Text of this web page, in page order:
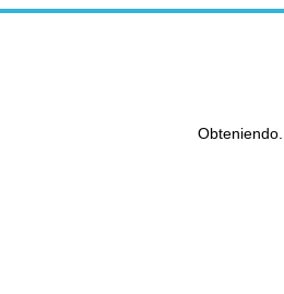
Obteniendo...